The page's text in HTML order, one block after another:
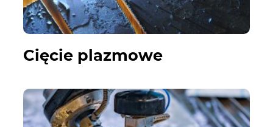
Cięcie plazmowe